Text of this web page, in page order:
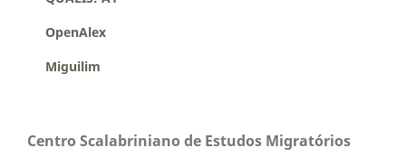
OpenAlex
Miguilim
Centro Scalabriniano de Estudos Migratórios